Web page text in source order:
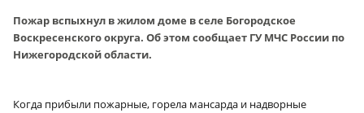
Пожар вспыхнул в жилом доме в селе Богородское
Воскресенского округа. Об этом сообщает ГУ МЧС России по
Нижегородской области.
Когда прибыли пожарные, горела мансарда и надворные